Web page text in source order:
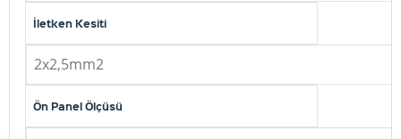
İletken Kesiti
2x2,5mm2
Ön Panel Ölçüsü